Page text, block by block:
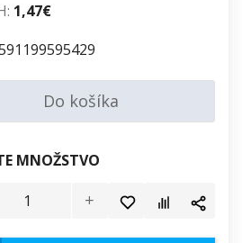
1,47€
Do košíka
MNOŽSTVO